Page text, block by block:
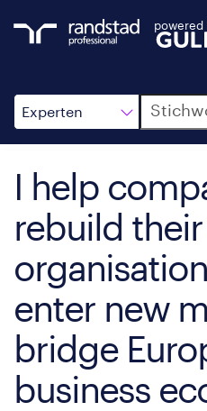
powered
Experten
Suche
I help
rebuild their
enter new
bridge
business